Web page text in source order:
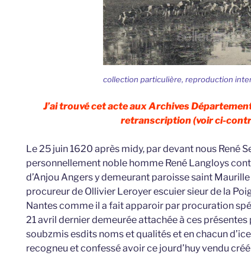
collection particulière, reproduction
J’ai trouvé cet acte aux Archives
retranscription (voir ci-
Le 25 juin 1620 après midy, par devant nous René
personnellement noble homme René Langloys
d’Anjou Angers y demeurant paroisse saint
procureur de Ollivier Leroyer escuier sieur de la
Nantes comme il a fait apparoir par procuration
21 avril dernier demeurée attachée à ces
soubzmis esdits noms et qualités et en chacun
recogneu et confessé avoir ce jourd’huy vendu